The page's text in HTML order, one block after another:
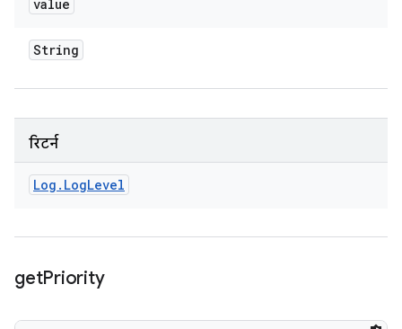
value
String
रिटर्न
Log . LogLevel
getPriority